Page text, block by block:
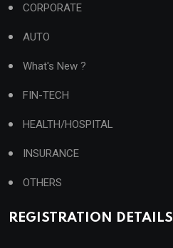
CORPORATE
AUTO
What's New ?
FIN-TECH
HEALTH/HOSPITAL
INSURANCE
OTHERS
REGISTRATION DETAILS